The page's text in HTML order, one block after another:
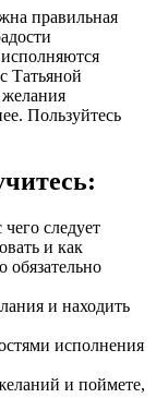
правильная
Татьяной
Пользуйтесь
следует
и как
обязательно
и находить
исполнения
и поймете,